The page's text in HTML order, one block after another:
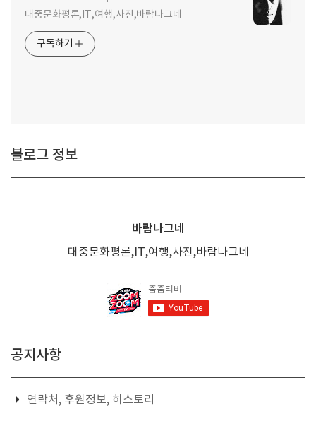
대중문화평론,IT,여행,사진,바람나그네
구독하기
블로그 정보
바람나그네
대중문화평론,IT,여행,사진,바람나그네
공지사항
연락처, 후원정보, 히스토리